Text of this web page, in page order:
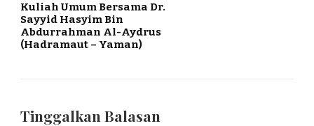
Kuliah Umum Bersama Dr.
Sayyid Hasyim Bin
Abdurrahman Al-Aydrus
(Hadramaut – Yaman)
Tinggalkan Balasan